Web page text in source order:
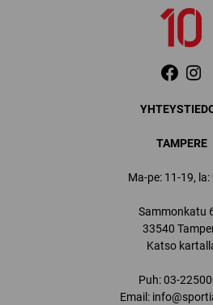
TAMPERE
Ma-pe: 11-19, la:
Sammonkatu
33540
Katso
Puh:03-
Email: